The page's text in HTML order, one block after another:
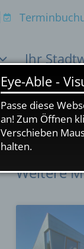
Ihr
Weitere